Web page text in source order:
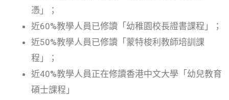
憑」；
近60%教學人員已修讀「幼稚園校長證書課程」；
近50%教學人員已修讀「蒙特梭利教師培訓課
程」；
近40%教學人員正在修讀香港中文大學「幼兒教育
碩士課程」